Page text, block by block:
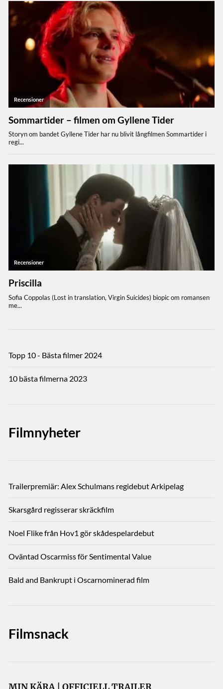
Topp 10 - Bästa filmer 2024
10 bästa filmerna 2023
Filmnyheter
Trailerpremiär: Alex Schulmans regidebut Arkipelag
Skarsgård regisserar skräckfilm
Noel Flike från Hov1 gör skådespelardebut
Oväntad Oscarmiss för Sentimental Value
Bald and Bankrupt i Oscarnominerad film
Filmsnack